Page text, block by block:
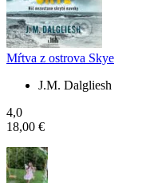
Mŕtva z ostrova Skye
J.M. Dalgliesh
4,0
18,00 €